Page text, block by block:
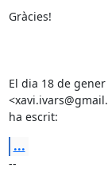
Gràcies!
El dia 18 de
ha escrit:
...
--